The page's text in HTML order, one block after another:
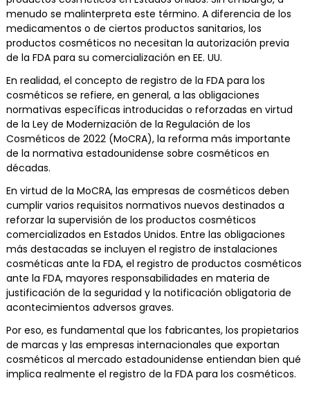
menudo se malinterpreta este término. A diferencia de los
medicamentos o de ciertos productos sanitarios, los
productos cosméticos no necesitan la autorización previa
de la FDA para su comercialización en EE. UU.
En realidad, el concepto de registro de la FDA para los
cosméticos se refiere, en general, a las obligaciones
normativas específicas introducidas o reforzadas en virtud
de la Ley de Modernización de la Regulación de los
Cosméticos de 2022 (MoCRA), la reforma más importante
de la normativa estadounidense sobre cosméticos en
décadas.
En virtud de la MoCRA, las empresas de cosméticos deben
cumplir varios requisitos normativos nuevos destinados a
reforzar la supervisión de los productos cosméticos
comercializados en Estados Unidos. Entre las obligaciones
más destacadas se incluyen el registro de instalaciones
cosméticas ante la FDA, el registro de productos cosméticos
ante la FDA, mayores responsabilidades en materia de
justificación de la seguridad y la notificación obligatoria de
acontecimientos adversos graves.
Por eso, es fundamental que los fabricantes, los propietarios
de marcas y las empresas internacionales que exportan
cosméticos al mercado estadounidense entiendan bien qué
implica realmente el registro de la FDA para los cosméticos.